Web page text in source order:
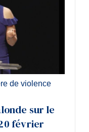
de violence
sur le
février